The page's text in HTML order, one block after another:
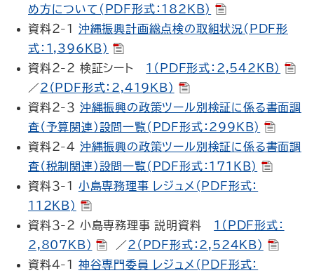
め方について(PDF形式：182KB)
資料２-１ 沖縄振興計画総点検の取組状況(PDF形
式：1,396KB)
資料２-２ 検証シート １（PDF形式：2,542KB）
／ ２（PDF形式：2,419KB）
資料２-３ 沖縄振興の政策ツール別検証に係る書面調
査（予算関連）設問一覧(PDF形式：299KB)
資料２-４ 沖縄振興の政策ツール別検証に係る書面調
査（税制関連）設問一覧(PDF形式：171KB)
資料３-１ 小島専務理事 レジュメ(PDF形式：
112KB)
資料３-２ 小島専務理事 説明資料 １（PDF形式：
2,807KB）
／ ２（PDF形式：2,524KB）
資料４-１ 神谷専門委員 レジュメ(PDF形式：